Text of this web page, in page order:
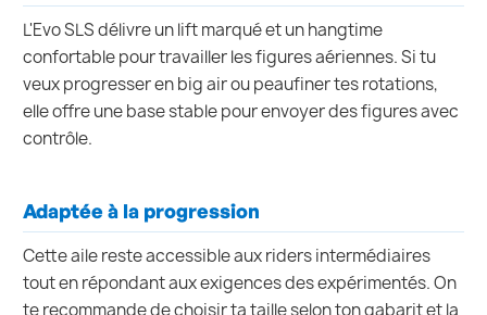
L'Evo SLS délivre un lift marqué et un hangtime
confortable pour travailler les figures aériennes. Si tu
veux progresser en big air ou peaufiner tes rotations,
elle offre une base stable pour envoyer des figures avec
contrôle.
Adaptée à la progression
Cette aile reste accessible aux riders intermédiaires
tout en répondant aux exigences des expérimentés. On
te recommande de choisir ta taille selon ton gabarit et la